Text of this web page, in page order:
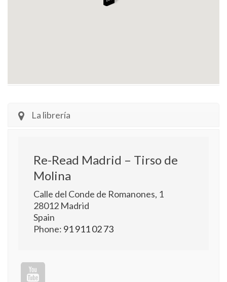
La librería
Re-Read Madrid – Tirso de
Molina
Calle del Conde de Romanones, 1
28012 Madrid
Spain
Phone: 91 911 02 73